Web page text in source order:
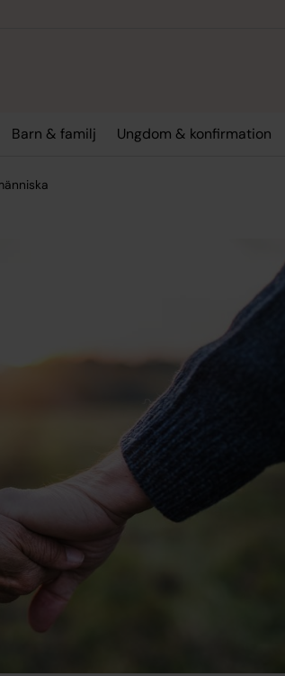
Barn & familj Ungdom & konfirmation